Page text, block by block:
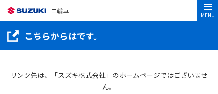
二輪車
MENU
こちらからはです。
リンク先は、「スズキ株式会社」のホームページではございませ
ん。